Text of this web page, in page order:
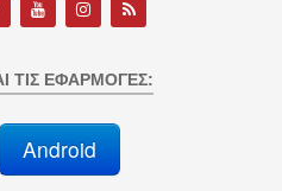
ΤΙΣ ΕΦΑΡΜΟΓΈΣ:
Android